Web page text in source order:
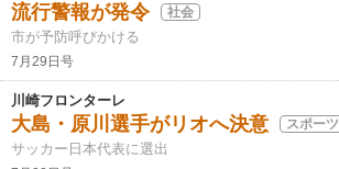
流行警報が発令 社会
市が予防呼びかける
7月29日号
川崎フロンターレ
大島・原川選手がリオへ決意 スポーツ
サッカー日本代表に選出